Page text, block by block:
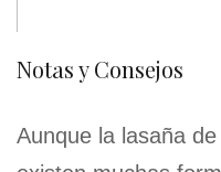
Notas y Consejos
Aunque la lasaña